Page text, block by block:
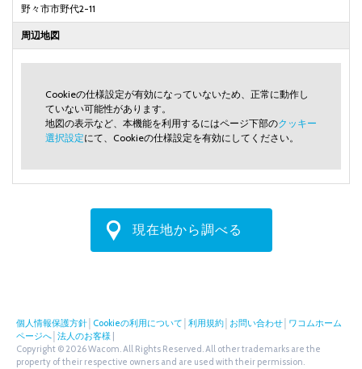
野々市市野代2-11
周辺地図
Cookieの仕様設定が有効になっていないため、正常に動作し
ていない可能性があります。
地図の表示など、本機能を利用するにはページ下部のクッキー
選択設定にて、Cookieの仕様設定を有効にしてください。
現在地から調べる
個人情報保護方針 Cookieの利用について 利用規約 お問い合わせ ワコムホーム
ページへ 法人のお客様
Copyright © 2026 Wacom. All Rights Reserved. All other trademarks are the
property of their respective owners and are used with their permission.